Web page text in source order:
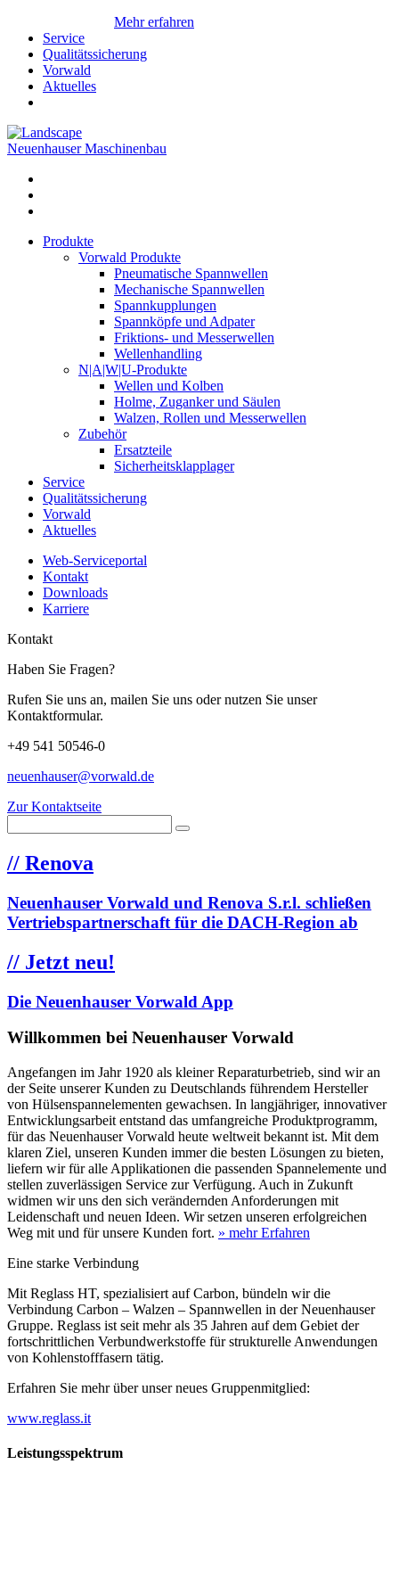
Mehr erfahren
Service
Qualitätssicherung
Vorwald
Aktuelles
Neuenhauser Maschinenbau
Produkte
Vorwald Produkte
Pneumatische Spannwellen
Mechanische Spannwellen
Spannkupplungen
Spannköpfe und Adpater
Friktions- und Messerwellen
Wellenhandling
N|A|W|U-Produkte
Wellen und Kolben
Holme, Zuganker und Säulen
Walzen, Rollen und Messerwellen
Zubehör
Ersatzteile
Sicherheitsklapplager
Service
Qualitätssicherung
Vorwald
Aktuelles
Web-Serviceportal
Kontakt
Downloads
Karriere
Kontakt
Haben Sie Fragen?
Rufen Sie uns an, mailen Sie uns oder nutzen Sie unser
Kontaktformular.
+49 541 50546-0
neuenhauser@vorwald.de
Zur Kontaktseite
// Renova
Neuenhauser Vorwald und Renova S.r.l. schließen
Vertriebspartnerschaft für die DACH-Region ab
// Jetzt neu!
Die Neuenhauser Vorwald App
Willkommen bei Neuenhauser Vorwald
Angefangen im Jahr 1920 als kleiner Reparaturbetrieb, sind wir an
der Seite unserer Kunden zu Deutschlands führendem Hersteller
von Hülsenspannelementen gewachsen. In langjähriger, innovativer
Entwicklungsarbeit entstand das umfangreiche Produktprogramm,
für das Neuenhauser Vorwald heute weltweit bekannt ist. Mit dem
klaren Ziel, unseren Kunden immer die besten Lösungen zu bieten,
liefern wir für alle Applikationen die passenden Spannelemente und
stellen zuverlässigen Service zur Verfügung. Auch in Zukunft
widmen wir uns den sich verändernden Anforderungen mit
Leidenschaft und neuen Ideen. Wir setzen unseren erfolgreichen
Weg mit und für unsere Kunden fort. » mehr Erfahren
Eine starke Verbindung
Mit Reglass HT, spezialisiert auf Carbon, bündeln wir die
Verbindung Carbon – Walzen – Spannwellen in der Neuenhauser
Gruppe. Reglass ist seit mehr als 35 Jahren auf dem Gebiet der
fortschrittlichen Verbundwerkstoffe für strukturelle Anwendungen
von Kohlenstofffasern tätig.
Erfahren Sie mehr über unser neues Gruppenmitglied:
www.reglass.it
Leistungsspektrum